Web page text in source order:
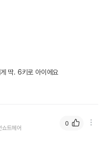
딱. 6키로 아이에요
쇼트헤어
0